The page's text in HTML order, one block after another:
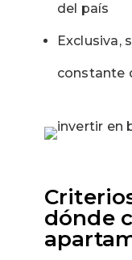
del país
Exclusiva,
constante
dónde